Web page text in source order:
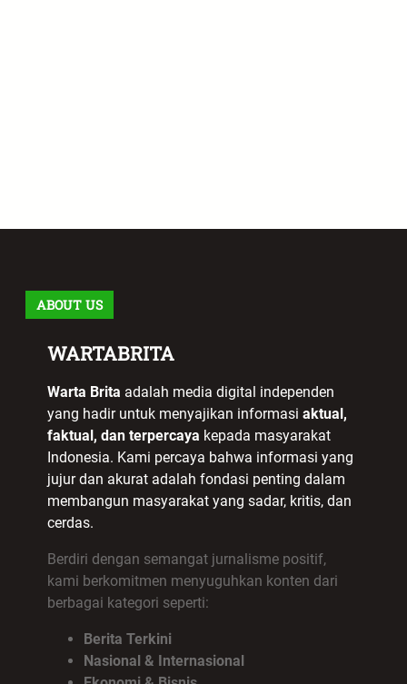
ABOUT US
WARTABRITA
Warta Brita adalah media digital independen
yang hadir untuk menyajikan informasi aktual,
faktual, dan terpercaya kepada masyarakat
Indonesia. Kami percaya bahwa informasi yang
jujur dan akurat adalah fondasi penting dalam
membangun masyarakat yang sadar, kritis, dan
cerdas.
Berdiri dengan semangat jurnalisme positif,
kami berkomitmen menyuguhkan konten dari
berbagai kategori seperti:
Berita Terkini
Nasional & Internasional